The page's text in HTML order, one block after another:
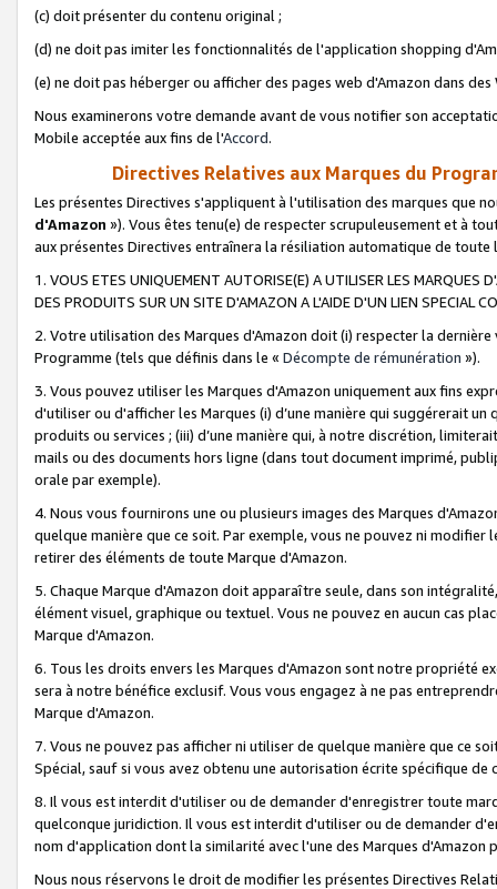
(c) doit présenter du contenu original ;
(d) ne doit pas imiter les fonctionnalités de l'application shopping
(e) ne doit pas héberger ou afficher des pages web d'Amazon dans
Nous examinerons votre demande avant de vous notifier son
Mobile acceptée aux fins de l'Accord.
Directives Relatives aux Marques du
Les présentes Directives s'appliquent à l'utilisation des marques que
d'Amazon »). Vous êtes tenu(e) de respecter scrupuleusement et à
aux présentes Directives entraînera la résiliation automatique de
1. VOUS ETES UNIQUEMENT AUTORISE(E) A UTILISER LES MARQUES
DES PRODUITS SUR UN SITE D'AMAZON A L'AIDE D'UN LIEN SPECIAL
2. Votre utilisation des Marques d'Amazon doit (i) respecter la
Programme (tels que définis dans le « Décompte de rémunération »).
3. Vous pouvez utiliser les Marques d'Amazon uniquement aux fins
d'utiliser ou d'afficher les Marques (i) d’une manière qui suggérerait
produits ou services ; (iii) d’une manière qui, à notre discrétion,
mails ou des documents hors ligne (dans tout document imprimé,
orale par exemple).
4. Nous vous fournirons une ou plusieurs images des Marques
quelque manière que ce soit. Par exemple, vous ne pouvez ni
retirer des éléments de toute Marque d'Amazon.
5. Chaque Marque d'Amazon doit apparaître seule, dans son
élément visuel, graphique ou textuel. Vous ne pouvez en aucun cas
Marque d'Amazon.
6. Tous les droits envers les Marques d'Amazon sont notre propriété
sera à notre bénéfice exclusif. Vous vous engagez à ne pas
Marque d'Amazon.
7. Vous ne pouvez pas afficher ni utiliser de quelque manière que ce
Spécial, sauf si vous avez obtenu une autorisation écrite spécifique de
8. Il vous est interdit d'utiliser ou de demander d'enregistrer toute
quelconque juridiction. Il vous est interdit d'utiliser ou de demander
nom d'application dont la similarité avec l'une des Marques
Nous nous réservons le droit de modifier les présentes Directives